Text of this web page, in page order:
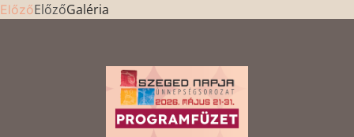
ElőzőElőzőGaléria